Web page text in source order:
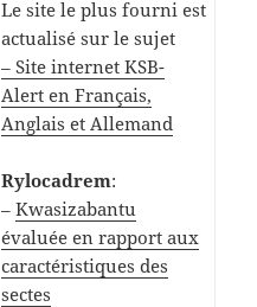
Le site le plus fourni est
actualisé sur le sujet
– Site internet KSB-
Alert en Français,
Anglais et Allemand
Rylocadrem:
– Kwasizabantu
évaluée en rapport aux
caractéristiques des
sectes